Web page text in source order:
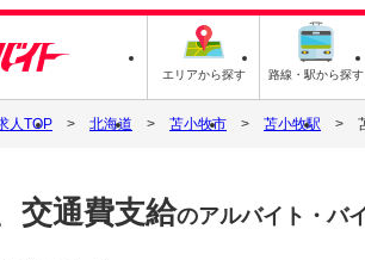
エリアから探す 路線・駅から探す
人TOP 北海道 苫小牧市 苫小牧駅
交通費支給のアルバイト・バ